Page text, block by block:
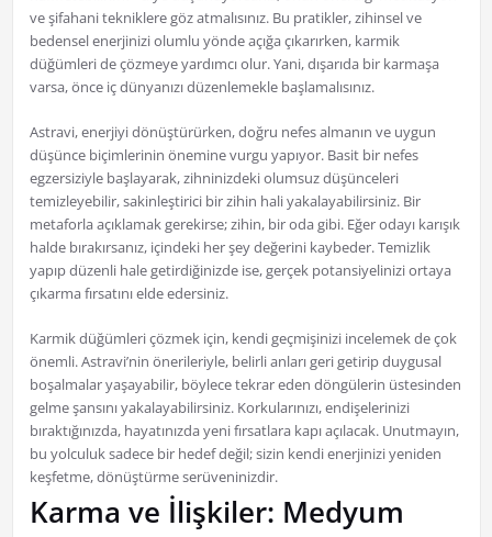
ve şifahani tekniklere göz atmalısınız. Bu pratikler, zihinsel ve
bedensel enerjinizi olumlu yönde açığa çıkarırken, karmik
düğümleri de çözmeye yardımcı olur. Yani, dışarıda bir karmaşa
varsa, önce iç dünyanızı düzenlemekle başlamalısınız.
Astravi, enerjiyi dönüştürürken, doğru nefes almanın ve uygun
düşünce biçimlerinin önemine vurgu yapıyor. Basit bir nefes
egzersiziyle başlayarak, zihninizdeki olumsuz düşünceleri
temizleyebilir, sakinleştirici bir zihin hali yakalayabilirsiniz. Bir
metaforla açıklamak gerekirse; zihin, bir oda gibi. Eğer odayı karışık
halde bırakırsanız, içindeki her şey değerini kaybeder. Temizlik
yapıp düzenli hale getirdiğinizde ise, gerçek potansiyelinizi ortaya
çıkarma fırsatını elde edersiniz.
Karmik düğümleri çözmek için, kendi geçmişinizi incelemek de çok
önemli. Astravi’nin önerileriyle, belirli anları geri getirip duygusal
boşalmalar yaşayabilir, böylece tekrar eden döngülerin üstesinden
gelme şansını yakalayabilirsiniz. Korkularınızı, endişelerinizi
bıraktığınızda, hayatınızda yeni fırsatlara kapı açılacak. Unutmayın,
bu yolculuk sadece bir hedef değil; sizin kendi enerjinizi yeniden
keşfetme, dönüştürme serüveninizdir.
Karma ve İlişkiler: Medyum